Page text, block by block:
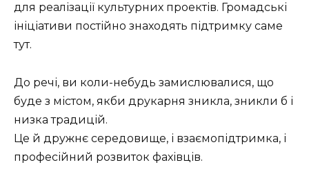
для реалізації культурних проектів. Громадські
ініціативи постійно знаходять підтримку саме
тут.
До речі, ви коли-небудь замислювалися, що
буде з містом, якби друкарня зникла, зникли б і
низка традицій.
Це й дружнє середовище, і взаємопідтримка, і
професійний розвиток фахівців.